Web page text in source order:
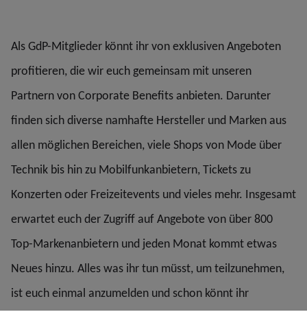
Als GdP-Mitglieder könnt ihr von exklusiven Angeboten
profitieren, die wir euch gemeinsam mit unseren
Partnern von Corporate Benefits anbieten. Darunter
finden sich diverse namhafte Hersteller und Marken aus
allen möglichen Bereichen, viele Shops von Mode über
Technik bis hin zu Mobilfunkanbietern, Tickets zu
Konzerten oder Freizeitevents und vieles mehr. Insgesamt
erwartet euch der Zugriff auf Angebote von über 800
Top-Markenanbietern und jeden Monat kommt etwas
Neues hinzu. Alles was ihr tun müsst, um teilzunehmen,
ist euch einmal anzumelden und schon könnt ihr